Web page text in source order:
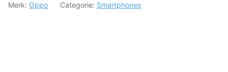
Merk: Oppo Categorie: Smartphones